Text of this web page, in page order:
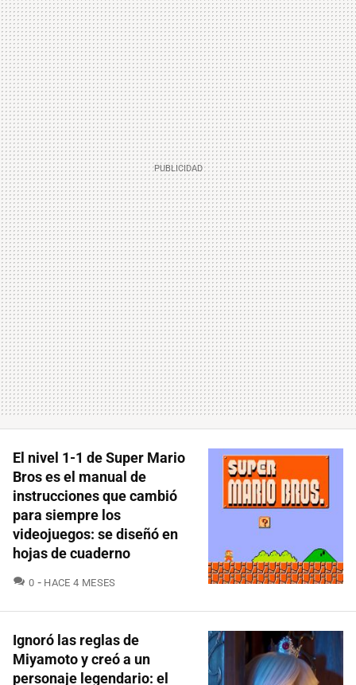
El nivel 1-1 de Super Mario
Bros es el manual de
instrucciones que cambió
para siempre los
videojuegos: se diseñó en
hojas de cuaderno
0 COMENTARIOS
HACE 4 MESES
Ignoró las reglas de
Miyamoto y creó a un
personaje legendario: el